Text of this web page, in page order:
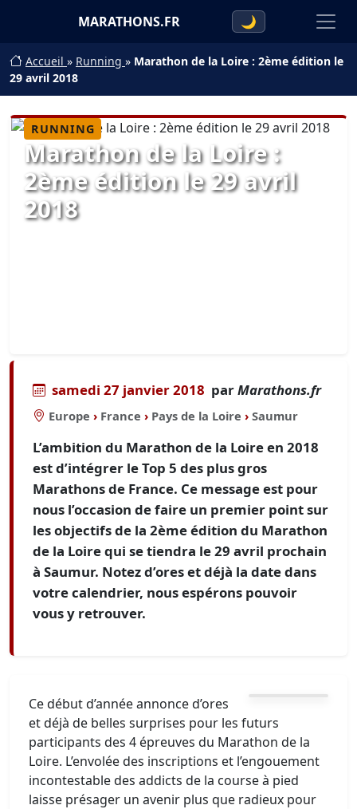
MARATHONS.FR 🌙
Accueil » Running » Marathon de la Loire : 2ème édition le
29 avril 2018
RUNNING
Marathon de la Loire :
2ème édition le 29 avril
2018
samedi 27 janvier 2018 parMarathons.fr
Europe › France › Pays de la Loire › Saumur
L’ambition du Marathon de la Loire en 2018
est d’intégrer le Top 5 des plus gros
Marathons de France. Ce message est pour
nous l’occasion de faire un premier point sur
les objectifs de la 2ème édition du Marathon
de la Loire qui se tiendra le 29 avril prochain
à Saumur. Notez d’ores et déjà la date dans
votre calendrier, nous espérons pouvoir
vous y retrouver.
Ce début d’année annonce d’ores
et déjà de belles surprises pour les futurs
participants des 4 épreuves du Marathon de la
Loire. L’envolée des inscriptions et l’engouement
incontestable des addicts de la course à pied
laisse présager un avenir plus que radieux pour